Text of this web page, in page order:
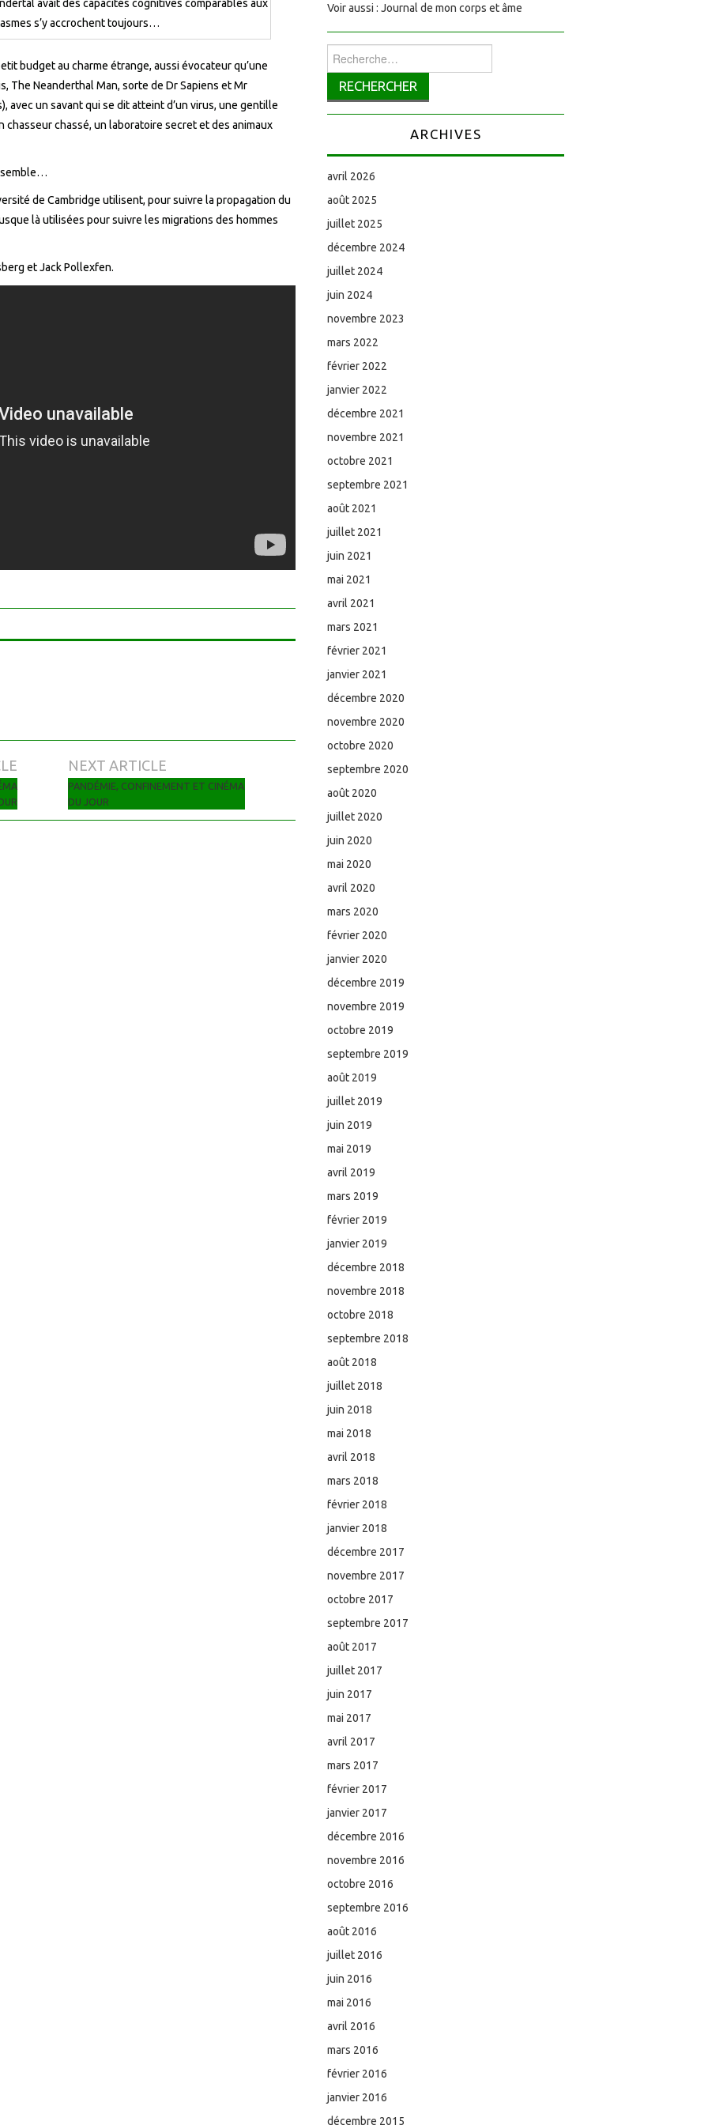
avait des capacités cognitives comparables aux
s’y accrochent toujours…
budget au charme étrange, aussi évocateur qu’une
The Neanderthal Man, sorte de Dr Sapiens et Mr
avec un savant qui se dit atteint d’un virus, une gentille
chassé, un laboratoire secret et des animaux
semble…
de Cambridge utilisent, pour suivre la propagation du
là utilisées pour suivre les migrations des hommes
et Jack Pollexfen.
NEXT ARTICLE
PANDÉMIE, CONFINEMENT ET CINÉMA
DU JOUR
Voir aussi : Journal de mon corps et âme
Rechercher :
ARCHIVES
avril 2026
août 2025
juillet 2025
décembre 2024
juillet 2024
juin 2024
novembre 2023
mars 2022
février 2022
janvier 2022
décembre 2021
novembre 2021
octobre 2021
septembre 2021
août 2021
juillet 2021
juin 2021
mai 2021
avril 2021
mars 2021
février 2021
janvier 2021
décembre 2020
novembre 2020
octobre 2020
septembre 2020
août 2020
juillet 2020
juin 2020
mai 2020
avril 2020
mars 2020
février 2020
janvier 2020
décembre 2019
novembre 2019
octobre 2019
septembre 2019
août 2019
juillet 2019
juin 2019
mai 2019
avril 2019
mars 2019
février 2019
janvier 2019
décembre 2018
novembre 2018
octobre 2018
septembre 2018
août 2018
juillet 2018
juin 2018
mai 2018
avril 2018
mars 2018
février 2018
janvier 2018
décembre 2017
novembre 2017
octobre 2017
septembre 2017
août 2017
juillet 2017
juin 2017
mai 2017
avril 2017
mars 2017
février 2017
janvier 2017
décembre 2016
novembre 2016
octobre 2016
septembre 2016
août 2016
juillet 2016
juin 2016
mai 2016
avril 2016
mars 2016
février 2016
janvier 2016
décembre 2015